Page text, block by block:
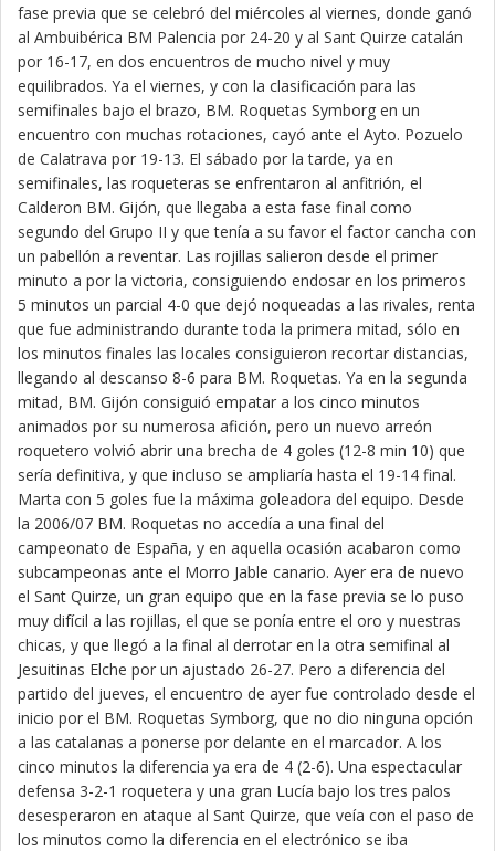
fase previa que se celebró del miércoles al viernes, donde ganó
al Ambuibérica BM Palencia por 24-20 y al Sant Quirze catalán
por 16-17, en dos encuentros de mucho nivel y muy
equilibrados. Ya el viernes, y con la clasificación para las
semifinales bajo el brazo, BM. Roquetas Symborg en un
encuentro con muchas rotaciones, cayó ante el Ayto. Pozuelo
de Calatrava por 19-13. El sábado por la tarde, ya en
semifinales, las roqueteras se enfrentaron al anfitrión, el
Calderon BM. Gijón, que llegaba a esta fase final como
segundo del Grupo II y que tenía a su favor el factor cancha con
un pabellón a reventar. Las rojillas salieron desde el primer
minuto a por la victoria, consiguiendo endosar en los primeros
5 minutos un parcial 4-0 que dejó noqueadas a las rivales, renta
que fue administrando durante toda la primera mitad, sólo en
los minutos finales las locales consiguieron recortar distancias,
llegando al descanso 8-6 para BM. Roquetas. Ya en la segunda
mitad, BM. Gijón consiguió empatar a los cinco minutos
animados por su numerosa afición, pero un nuevo arreón
roquetero volvió abrir una brecha de 4 goles (12-8 min 10) que
sería definitiva, y que incluso se ampliaría hasta el 19-14 final.
Marta con 5 goles fue la máxima goleadora del equipo. Desde
la 2006/07 BM. Roquetas no accedía a una final del
campeonato de España, y en aquella ocasión acabaron como
subcampeonas ante el Morro Jable canario. Ayer era de nuevo
el Sant Quirze, un gran equipo que en la fase previa se lo puso
muy difícil a las rojillas, el que se ponía entre el oro y nuestras
chicas, y que llegó a la final al derrotar en la otra semifinal al
Jesuitinas Elche por un ajustado 26-27. Pero a diferencia del
partido del jueves, el encuentro de ayer fue controlado desde el
inicio por el BM. Roquetas Symborg, que no dio ninguna opción
a las catalanas a ponerse por delante en el marcador. A los
cinco minutos la diferencia ya era de 4 (2-6). Una espectacular
defensa 3-2-1 roquetera y una gran Lucía bajo los tres palos
desesperaron en ataque al Sant Quirze, que veía con el paso de
los minutos como la diferencia en el electrónico se iba